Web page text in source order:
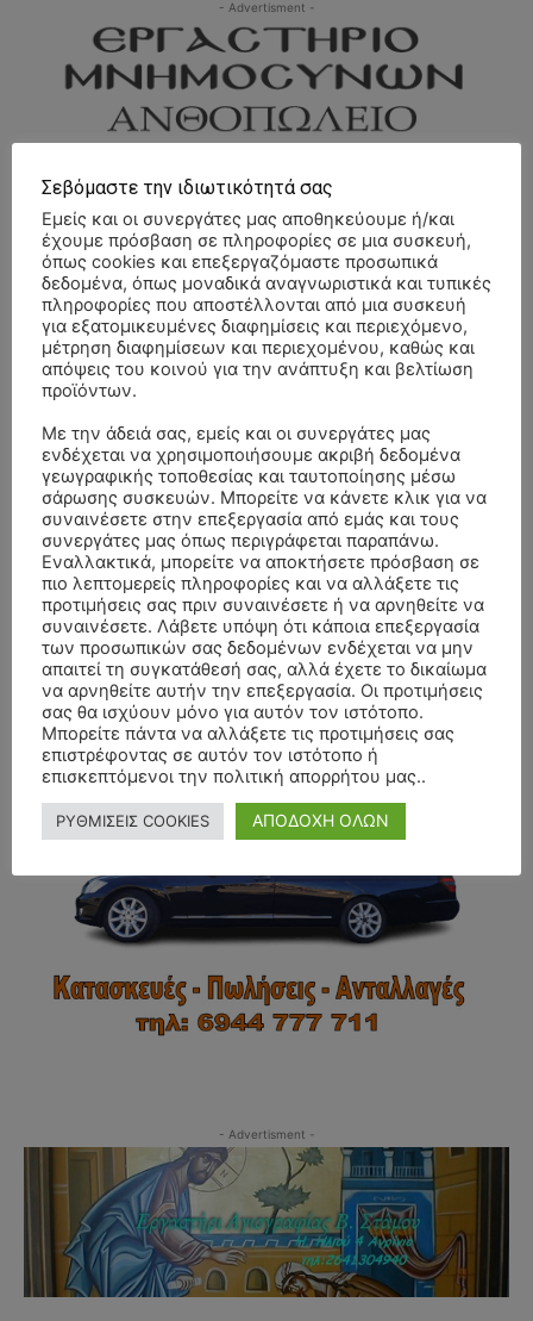
- Advertisment -
- Advertisment -
- Advertisment -
Σεβόμαστε την ιδιωτικότητά σας
Εμείς και οι συνεργάτες μας αποθηκεύουμε ή/και
έχουμε πρόσβαση σε πληροφορίες σε μια συσκευή,
όπως cookies και επεξεργαζόμαστε προσωπικά
δεδομένα, όπως μοναδικά αναγνωριστικά και τυπικές
πληροφορίες που αποστέλλονται από μια συσκευή
για εξατομικευμένες διαφημίσεις και περιεχόμενο,
μέτρηση διαφημίσεων και περιεχομένου, καθώς και
απόψεις του κοινού για την ανάπτυξη και βελτίωση
προϊόντων.
Με την άδειά σας, εμείς και οι συνεργάτες μας
ενδέχεται να χρησιμοποιήσουμε ακριβή δεδομένα
γεωγραφικής τοποθεσίας και ταυτοποίησης μέσω
σάρωσης συσκευών. Μπορείτε να κάνετε κλικ για να
συναινέσετε στην επεξεργασία από εμάς και τους
συνεργάτες μας όπως περιγράφεται παραπάνω.
Εναλλακτικά, μπορείτε να αποκτήσετε πρόσβαση σε
πιο λεπτομερείς πληροφορίες και να αλλάξετε τις
προτιμήσεις σας πριν συναινέσετε ή να αρνηθείτε να
συναινέσετε. Λάβετε υπόψη ότι κάποια επεξεργασία
των προσωπικών σας δεδομένων ενδέχεται να μην
απαιτεί τη συγκατάθεσή σας, αλλά έχετε το δικαίωμα
να αρνηθείτε αυτήν την επεξεργασία. Οι προτιμήσεις
σας θα ισχύουν μόνο για αυτόν τον ιστότοπο.
Μπορείτε πάντα να αλλάξετε τις προτιμήσεις σας
επιστρέφοντας σε αυτόν τον ιστότοπο ή
επισκεπτόμενοι την πολιτική απορρήτου μας..
ΡΥΘΜΙΣΕΙΣ COOKIES ΑΠΟΔΟΧΗ ΟΛΩΝ